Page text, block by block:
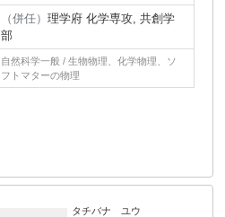
（併任） 理学府 化学専攻, 共創学
部
自然科学一般 / 生物物理、化学物理、ソ
フトマターの物理
タチバナ ユウ